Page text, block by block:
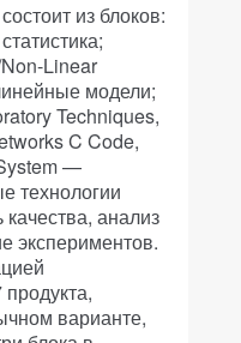
из блоков:
Linear
модели;
Techniques,
C Code,
—
технологии
анализ
экспериментов.
варианте,